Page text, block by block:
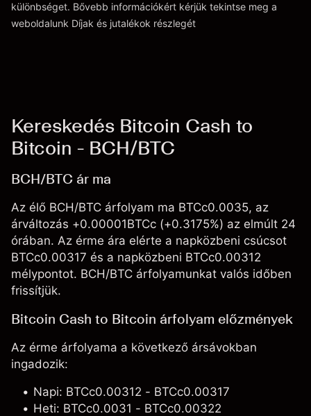
Díjak és jutalékokrészlegét
különbséget. Bővebb információkért kérjük tekintse meg a
weboldalunk Díjak és jutalékok részlegét
Kereskedés Bitcoin Cash to
Bitcoin - BCH/BTC
BCH/BTC ár ma
Az élő BCH/BTC árfolyam ma BTCc0.0035, az
árváltozás +0.00001BTCc (+0.3175%) az elmúlt 24
órában. Az érme ára elérte a napközbeni csúcsot
BTCc0.00317 és a napközbeni BTCc0.00312
mélypontot. BCH/BTC árfolyamunkat valós időben
frissítjük.
Bitcoin Cash to Bitcoin árfolyam előzmények
Az érme árfolyama a következő ársávokban
ingadozik:
Napi: BTCc0.00312 - BTCc0.00317
Heti: BTCc0.0031 - BTCc0.00322